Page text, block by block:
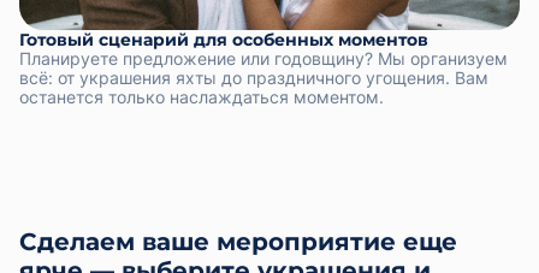
Готовый сценарий для особенных моментов
Планируете предложение или годовщину? Мы организуем
всё: от украшения яхты до праздничного угощения. Вам
останется только наслаждаться моментом.
Сделаем ваше мероприятие еще